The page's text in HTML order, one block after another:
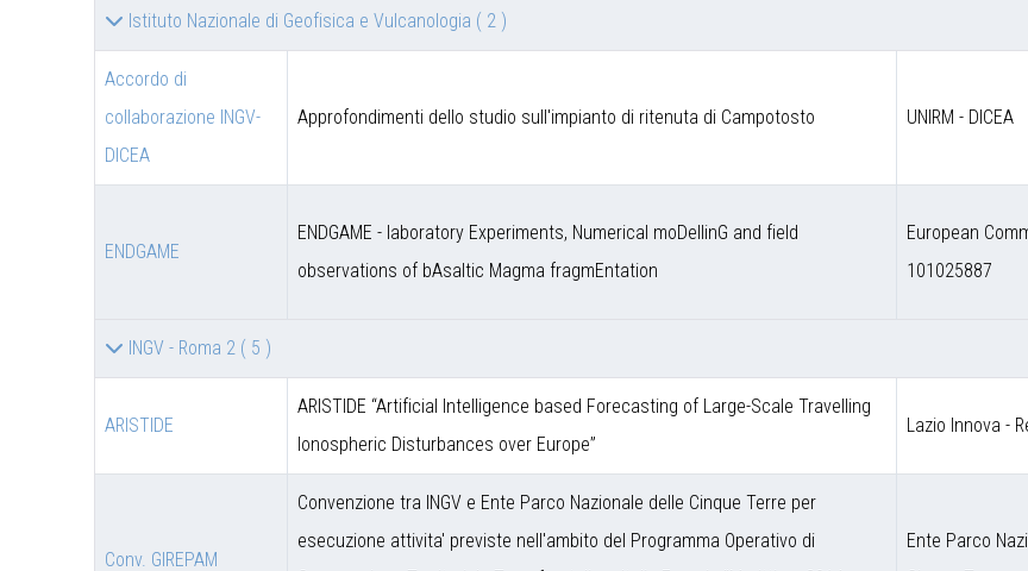
Istituto Nazionale di Geofisica e Vulcanologia ( 2 )
Accordo di
collaborazione INGV-
DICEA
Approfondimenti dello studio sull'impianto di ritenuta di Campotosto UNIRM - DICEA
ENDGAME
ENDGAME - laboratory Experiments, Numerical moDellinG and field
observations of bAsaltic Magma fragmEntation
European
101025887
INGV - Roma 2 ( 5 )
ARISTIDE
ARISTIDE “Artificial Intelligence based Forecasting of Large-Scale Travelling
Ionospheric Disturbances over Europe”
Lazio Innova -
Conv. GIREPAM
Convenzione tra INGV e Ente Parco Nazionale delle Cinque Terre per
esecuzione attivita' previste nell'ambito del Programma Operativo di
Ente Parco